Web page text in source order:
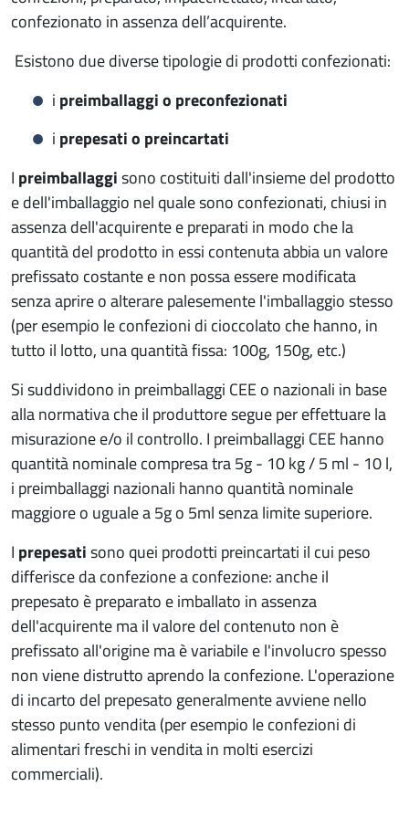
confezionato in assenza dell’acquirente.
Esistono due diverse tipologie di prodotti confezionati:
i preimballaggi o preconfezionati
i prepesati o preincartati
I preimballaggisono costituiti dall'insieme del prodotto
e dell'imballaggio nel quale sono confezionati, chiusi in
assenza dell'acquirente e preparati in modo che la
quantità del prodotto in essi contenuta abbia un valore
prefissato costante e non possa essere modificata
senza aprire o alterare palesemente l'imballaggio stesso
(per esempio le confezioni di cioccolato che hanno, in
tutto il lotto, una quantità fissa: 100g, 150g, etc.)
Si suddividono in preimballaggi CEE o nazionali in base
alla normativa che il produttore segue per effettuare la
misurazione e/o il controllo. I preimballaggi CEE hanno
quantità nominale compresa tra 5g - 10 kg / 5 ml - 10 l,
i preimballaggi nazionali hanno quantità nominale
maggiore o uguale a 5g o 5ml senza limite superiore.
I prepesatisono quei prodotti preincartati il cui peso
differisce da confezione a confezione: anche il
prepesato è preparato e imballato in assenza
dell'acquirente ma il valore del contenuto non è
prefissato all'origine ma è variabile e l'involucro spesso
non viene distrutto aprendo la confezione. L'operazione
di incarto del prepesato generalmente avviene nello
stesso punto vendita (per esempio le confezioni di
alimentari freschi in vendita in molti esercizi
commerciali).